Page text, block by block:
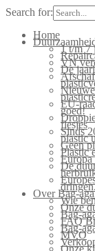
Search for:
Home
1 t/m 7
VN
De
EU-
goed!
flesjes
Sinds
plastic
Geen
Plastic
Europa
De
Over Bag-
Wie
Onze
Bag-
FAQ
Bag-
MVO
Onze